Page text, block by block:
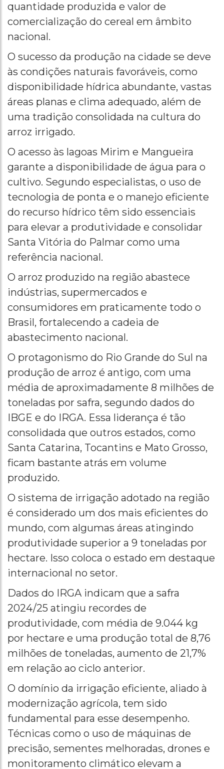
quantidade produzida e valor de
comercialização do cereal em âmbito
nacional.
O sucesso da produção na cidade se deve
às condições naturais favoráveis, como
disponibilidade hídrica abundante, vastas
áreas planas e clima adequado, além de
uma tradição consolidada na cultura do
arroz irrigado.
O acesso às lagoas Mirim e Mangueira
garante a disponibilidade de água para o
cultivo. Segundo especialistas, o uso de
tecnologia de ponta e o manejo eficiente
do recurso hídrico têm sido essenciais
para elevar a produtividade e consolidar
Santa Vitória do Palmar como uma
referência nacional.
O arroz produzido na região abastece
indústrias, supermercados e
consumidores em praticamente todo o
Brasil, fortalecendo a cadeia de
abastecimento nacional.
O protagonismo do Rio Grande do Sul na
produção de arroz é antigo, com uma
média de aproximadamente 8 milhões de
toneladas por safra, segundo dados do
IBGE e do IRGA. Essa liderança é tão
consolidada que outros estados, como
Santa Catarina, Tocantins e Mato Grosso,
ficam bastante atrás em volume
produzido.
O sistema de irrigação adotado na região
é considerado um dos mais eficientes do
mundo, com algumas áreas atingindo
produtividade superior a 9 toneladas por
hectare. Isso coloca o estado em destaque
internacional no setor.
Dados do IRGA indicam que a safra
2024/25 atingiu recordes de
produtividade, com média de 9.044 kg
por hectare e uma produção total de 8,76
milhões de toneladas, aumento de 21,7%
em relação ao ciclo anterior.
O domínio da irrigação eficiente, aliado à
modernização agrícola, tem sido
fundamental para esse desempenho.
Técnicas como o uso de máquinas de
precisão, sementes melhoradas, drones e
monitoramento climático elevam a